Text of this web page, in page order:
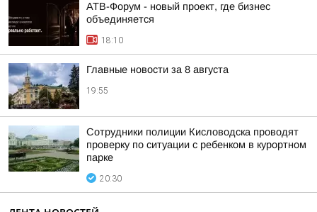
АТВ-Форум - новый проект, где бизнес
объединяется
18:10
Главные новости за 8 августа
19:55
Сотрудники полиции Кисловодска проводят
проверку по ситуации с ребенком в курортном
парке
20:30